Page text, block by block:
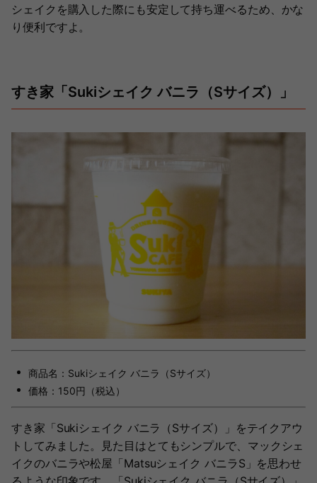
シェイクを購入した際にも安定して持ち運べるため、かな
り便利ですよ。
すき家「Sukiシェイク バニラ（Sサイズ）」
商品名：Sukiシェイク バニラ（Sサイズ）
価格：150円（税込）
すき家「Sukiシェイク バニラ（Sサイズ）」をテイクアウ
トしてみました。見た目はとてもシンプルで、マックシェ
イクのバニラや松屋「Matsuシェイク バニラS」を思わせ